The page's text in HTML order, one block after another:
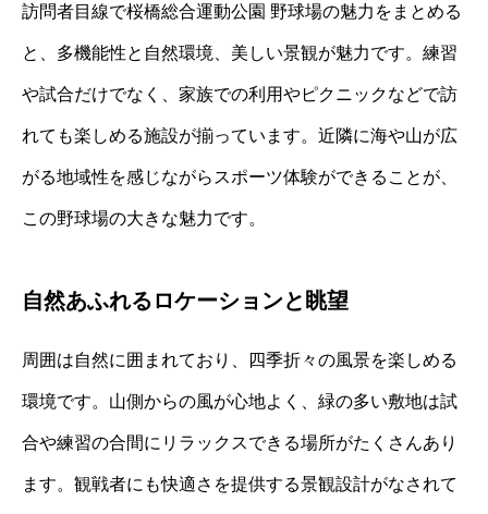
訪問者目線で桜橋総合運動公園 野球場の魅力をまとめる
と、多機能性と自然環境、美しい景観が魅力です。練習
や試合だけでなく、家族での利用やピクニックなどで訪
れても楽しめる施設が揃っています。近隣に海や山が広
がる地域性を感じながらスポーツ体験ができることが、
この野球場の大きな魅力です。
自然あふれるロケーションと眺望
周囲は自然に囲まれており、四季折々の風景を楽しめる
環境です。山側からの風が心地よく、緑の多い敷地は試
合や練習の合間にリラックスできる場所がたくさんあり
ます。観戦者にも快適さを提供する景観設計がなされて